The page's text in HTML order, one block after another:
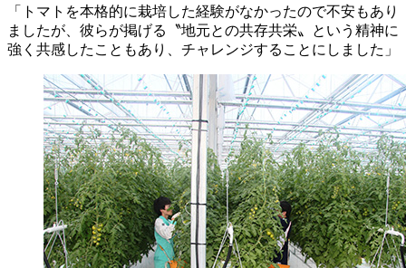
「トマトを本格的に栽培した経験がなかったので不安もあり
ましたが、彼らが掲げる〝地元との共存共栄〟という精神に
強く共感したこともあり、チャレンジすることにしました」